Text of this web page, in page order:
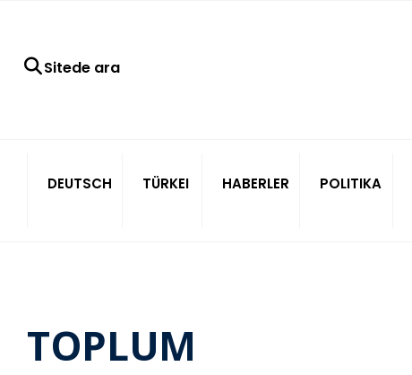
Sitede ara
DEUTSCH TÜRKEI HABERLER POLITIKA
TOPLUM